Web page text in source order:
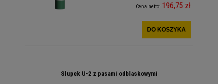
Cena netto: 196,75 zł
DO KOSZYKA
Słupek U-2 z pasami odblaskowymi